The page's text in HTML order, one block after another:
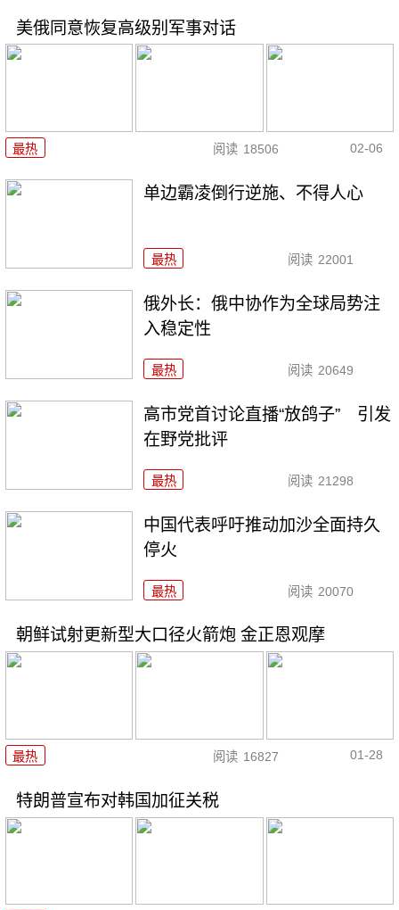
美俄同意恢复高级别军事对话
最热 阅读 18506 02-06
单边霸凌倒行逆施、不得人心
最热 阅读 22001
俄外长：俄中协作为全球局势注
入稳定性
最热 阅读 20649
高市党首讨论直播“放鸽子” 引发
在野党批评
最热 阅读 21298
中国代表呼吁推动加沙全面持久
停火
最热 阅读 20070
朝鲜试射更新型大口径火箭炮 金正恩观摩
最热 阅读 16827 01-28
特朗普宣布对韩国加征关税